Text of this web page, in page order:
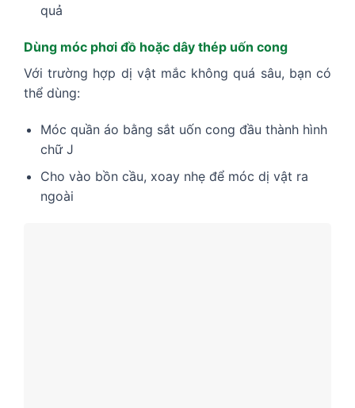
quả
Dùng móc phơi đồ hoặc dây thép uốn cong
Với trường hợp dị vật mắc không quá sâu, bạn có
thể dùng:
Móc quần áo bằng sắt uốn cong đầu thành hình
chữ J
Cho vào bồn cầu, xoay nhẹ để móc dị vật ra
ngoài